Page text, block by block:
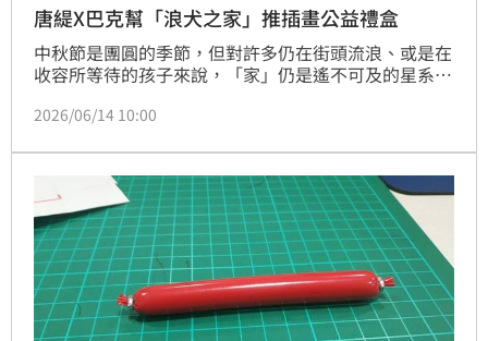
唐緹X巴克幫「浪犬之家」推插畫公益禮盒
中秋節是團圓的季節，但對許多仍在街頭流浪、或是在
收容所等待的孩子來說，「家」仍是遙不可及的星系。
家」，推出「SPACE DOGS 中秋聯名公益禮盒」，這
踐ESG社會責任的具體行動——凡購買此系列禮盒，唐
緹即捐出銷售額的 5% 予巴克幫，投入園區近170隻年
邁生病浪犬
2026/06/14 10:00